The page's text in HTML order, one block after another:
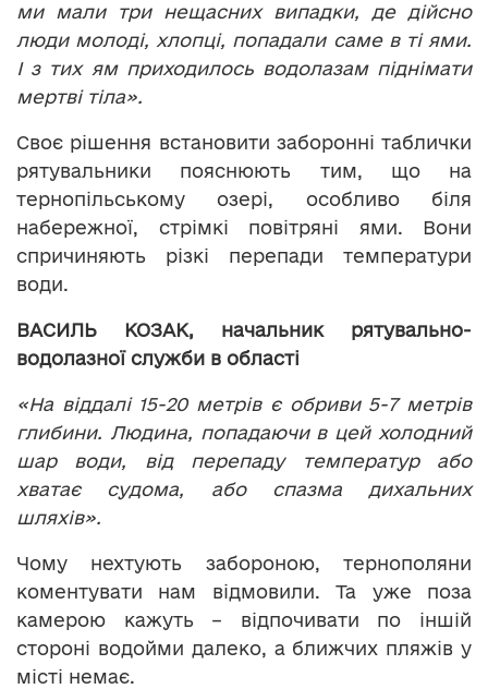
ми мали три нещасних випадки, де дійсно
люди молоді, хлопці, попадали саме в ті ями.
І з тих ям приходилось водолазам піднімати
мертві тіла».
Своє рішення встановити заборонні таблички
рятувальники пояснюють тим, що на
тернопільському озері, особливо біля
набережної, стрімкі повітряні ями. Вони
спричиняють різкі перепади температури
води.
ВАСИЛЬ КОЗАК, начальник рятувально-
водолазної служби в області
«На віддалі 15-20 метрів є обриви 5-7 метрів
глибини. Людина, попадаючи в цей холодний
шар води, від перепаду температур або
хватає судома, або спазма дихальних
шляхів».
Чому нехтують забороною, тернополяни
коментувати нам відмовили. Та уже поза
камерою кажуть – відпочивати по іншій
стороні водойми далеко, а ближчих пляжів у
місті немає.